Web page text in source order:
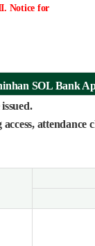
Notice for
SOL Bank
attendance